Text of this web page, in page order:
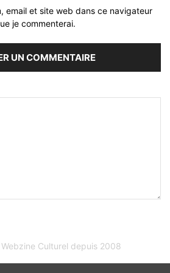
email et site web dans ce navigateur
je commenterai.
Culturel depuis 2008